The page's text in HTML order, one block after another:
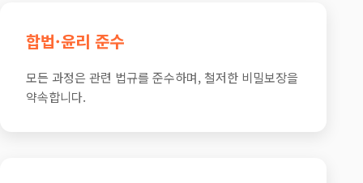
합법·윤리 준수
모든 과정은 관련 법규를 준수하며, 철저한 비밀보장을
약속합니다.